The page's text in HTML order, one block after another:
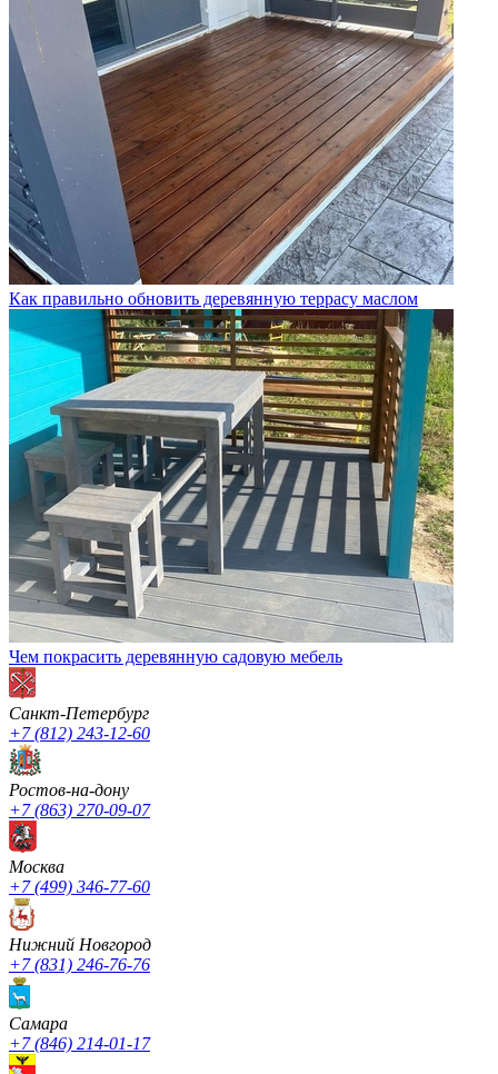
Как правильно обновить деревянную террасу маслом
Чем покрасить деревянную садовую мебель
Санкт-Петербург
+7 (812) 243-12-60
Ростов-на-дону
+7 (863) 270-09-07
Москва
+7 (499) 346-77-60
Нижний Новгород
+7 (831) 246-76-76
Cамара
+7 (846) 214-01-17